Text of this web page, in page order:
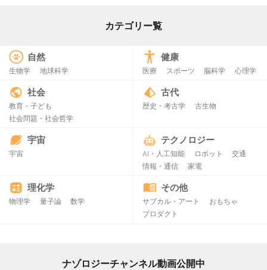
カテゴリー覧
自然
生物学 地球科学
健康
医療 スポーツ 脳科学 心理学
社会
教育・子ども
社会問題・社会哲学
古代
歴史・考古学 古生物
宇宙
宇宙
テクノロジー
AI・人工知能 ロボット
交通
情報・通信
家電
理化学
物理学 量子論 数学
その他
サブカル・アート
おもちゃ
プロダクト
ナゾロジーチャンネル動画公開中